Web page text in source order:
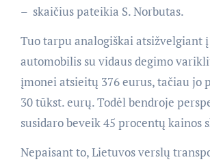
– skaičius pateikia S. Norbutas.
Tuo tarpu analogiškai atsižvelgiant į
automobilis su vidaus degimo
įmonei atsieitų 376 eurus, tačiau jo
30 tūkst. eurų. Todėl bendroje
susidaro beveik 45 procentų kainos
Nepaisant to, Lietuvos verslų